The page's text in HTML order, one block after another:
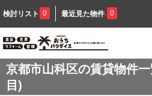
検討リスト 0 最近見た物件 0
京都市山科区の賃貸物件
目)